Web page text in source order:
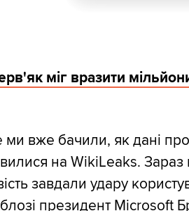
міг вразити
ми вже бачили, як дані
на WikiLeaks.
завдали удару
президент Microsoft